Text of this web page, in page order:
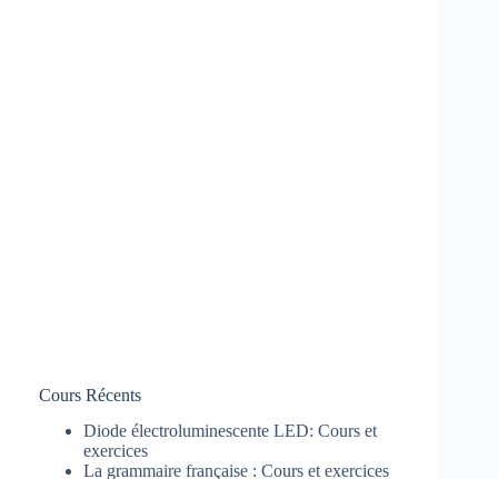
Cours Récents
Diode électroluminescente LED: Cours et
exercices
La grammaire française : Cours et exercices